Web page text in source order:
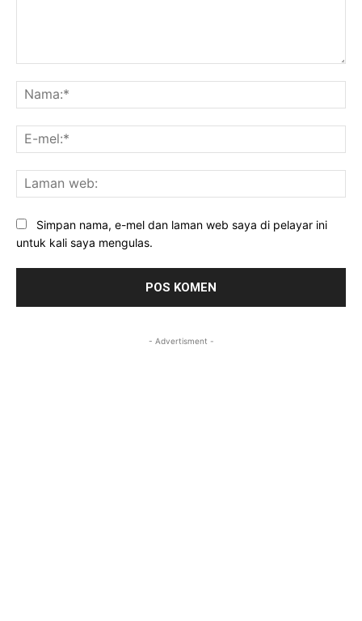
Simpan nama, e-mel dan laman web saya di pelayar ini
untuk kali saya mengulas.
- Advertisment -